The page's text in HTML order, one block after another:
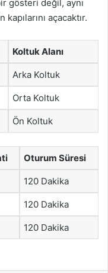
gösteri değil, aynı
açacaktır.
Koltuk Alanı
Arka Koltuk
Orta Koltuk
Ön Koltuk
Oturum Süresi
120 Dakika
120 Dakika
120 Dakika